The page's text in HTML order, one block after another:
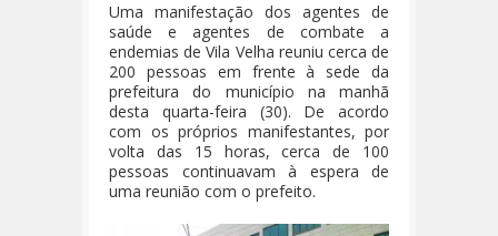
Uma manifestação dos agentes de
saúde e agentes de combate a
endemias de Vila Velha reuniu cerca de
200 pessoas em frente à sede da
prefeitura do município na manhã
desta quarta-feira (30). De acordo
com os próprios manifestantes, por
volta das 15 horas, cerca de 100
pessoas continuavam à espera de
uma reunião com o prefeito.